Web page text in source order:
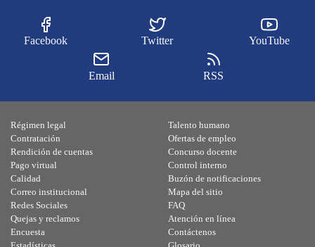
Facebook Twitter YouTube
Email RSS
Régimen legal
Contratación
Rendición de cuentas
Pago virtual
Calidad
Talento humano
Ofertas de empleo
Concurso docente
Control interno
Buzón de notificaciones
Correo institucional
Redes Sociales
Quejas y reclamos
Encuesta
Mapa del sitio
FAQ
Atención en línea
Contáctenos